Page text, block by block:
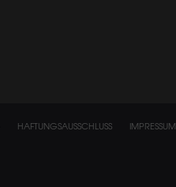
HAFTUNGSAUSSCHLUSS IMPRESSUM